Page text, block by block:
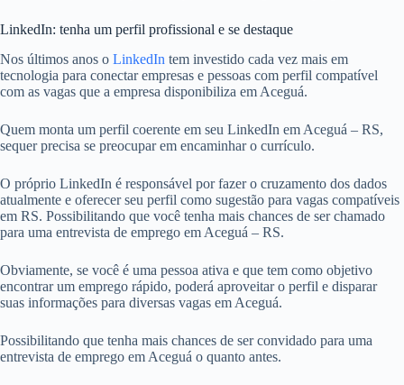
LinkedIn: tenha um perfil profissional e se destaque
Nos últimos anos o LinkedIn tem investido cada vez mais em
tecnologia para conectar empresas e pessoas com perfil compatível
com as vagas que a empresa disponibiliza em Aceguá.
Quem monta um perfil coerente em seu LinkedIn em Aceguá – RS,
sequer precisa se preocupar em encaminhar o currículo.
O próprio LinkedIn é responsável por fazer o cruzamento dos dados
atualmente e oferecer seu perfil como sugestão para vagas compatíveis
em RS. Possibilitando que você tenha mais chances de ser chamado
para uma entrevista de emprego em Aceguá – RS.
Obviamente, se você é uma pessoa ativa e que tem como objetivo
encontrar um emprego rápido, poderá aproveitar o perfil e disparar
suas informações para diversas vagas em Aceguá.
Possibilitando que tenha mais chances de ser convidado para uma
entrevista de emprego em Aceguá o quanto antes.